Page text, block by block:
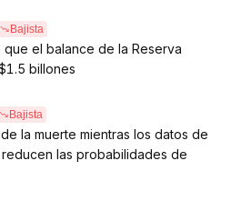
Bajista
que el balance de la Reserva
billones
Bajista
la muerte mientras los datos de
las probabilidades de